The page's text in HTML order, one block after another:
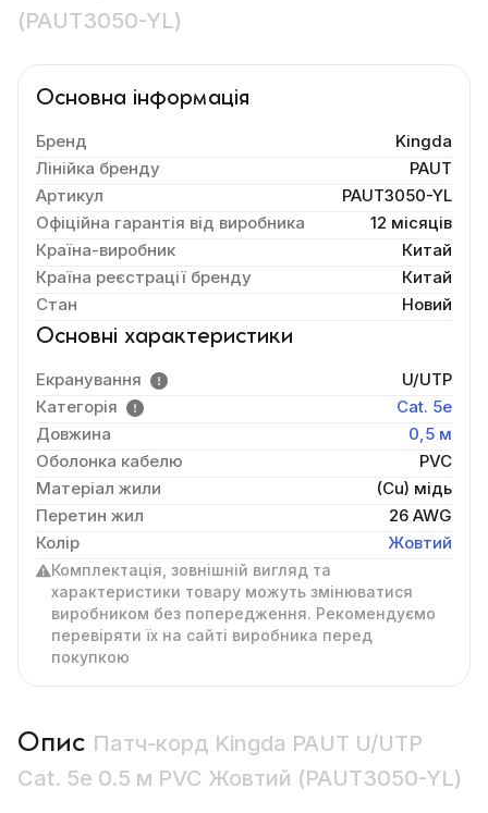
(PAUT3050-YL)
Основна інформація
Бренд
Kingda
Лінійка бренду
PAUT
Артикул
PAUT3050-YL
Офіційна гарантія від виробника
12 місяців
Країна-виробник
Китай
Країна реєстрації бренду
Китай
Стан
Новий
Основні характеристики
Екранування
U/UTP
Категорія
Cat. 5e
Довжина
0,5 м
Оболонка кабелю
PVC
Матеріал жили
(Cu) мідь
Перетин жил
26 AWG
Колір
Жовтий
Комплектація, зовнішній вигляд та
характеристики товару можуть змінюватися
виробником без попередження. Рекомендуємо
перевіряти їх на сайті виробника перед
покупкою
Опис Патч-корд Kingda PAUT U/UTP
Cat. 5e 0.5 м PVC Жовтий (PAUT3050-YL)